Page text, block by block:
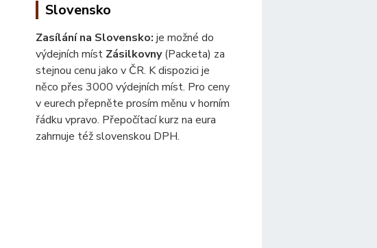
Slovensko
Zasílání na Slovensko: je možné do
výdejních míst Zásilkovny(Packeta) za
stejnou cenu jako v ČR. K dispozici je
něco přes 3000 výdejních míst. Pro ceny
v eurech přepněte prosím měnu v horním
řádku vpravo. Přepočítací kurz na eura
zahrnuje též slovenskou DPH.